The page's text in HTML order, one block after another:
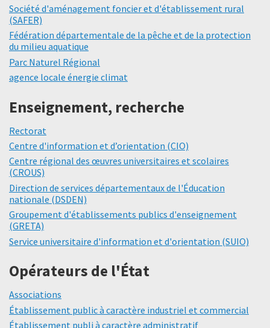
Société d'aménagement foncier et d'établissement rural
(SAFER)
Fédération départementale de la pêche et de la protection
du milieu aquatique
Parc Naturel Régional
agence locale énergie climat
Enseignement, recherche
Rectorat
Centre d'information et d’orientation (CIO)
Centre régional des œuvres universitaires et scolaires
(CROUS)
Direction de services départementaux de l'Éducation
nationale (DSDEN)
Groupement d'établissements publics d'enseignement
(GRETA)
Service universitaire d'information et d'orientation (SUIO)
Opérateurs de l'État
Associations
Établissement public à caractère industriel et commercial
Établissement publi à caractère administratif